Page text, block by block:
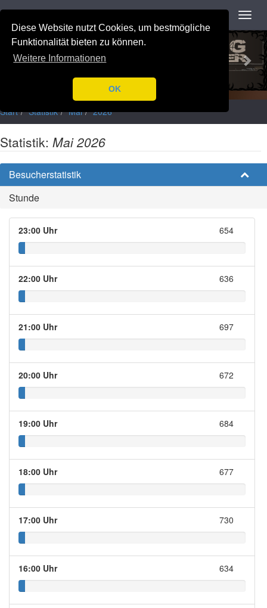
Diese Website nutzt Cookies, um bestmögliche
Funktionalität bieten zu können.
Weitere Informationen
OK
Navigation
Previous
Start Statistik Mai 2026
Statistik: Mai 2026
Besucherstatistik
Stunde
23:00 Uhr 654
22:00 Uhr 636
21:00 Uhr 697
20:00 Uhr 672
19:00 Uhr 684
18:00 Uhr 677
17:00 Uhr 730
16:00 Uhr 634